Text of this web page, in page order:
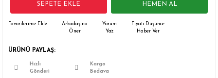
Ocak
SEPETE EKLE HEMEN AL
Arkadaşına
Öner
Yorum
Yaz
Fiyatı Düşünce
Haber Ver
ÜRÜNÜ PAYLAŞ:
Hızlı
Gönderi
Kargo
Bedava